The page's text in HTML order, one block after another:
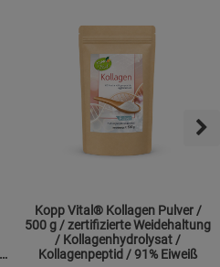
Kopp Vital® Kollagen Pulver /
500 g / zertifizierte Weidehaltung
/ Kollagenhydrolysat /
Kollagenpeptid / 91% Eiweiß